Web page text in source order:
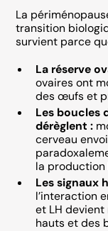
La
transition
survient parce
La réserve
ovaires ont
des œufs et
Les boucles
dérèglent :
cerveau
la production
Les signaux
l’interaction
et LH
hauts et des